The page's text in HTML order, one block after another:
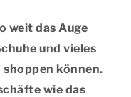
weit das Auge
und vieles
shoppen können.
wie das